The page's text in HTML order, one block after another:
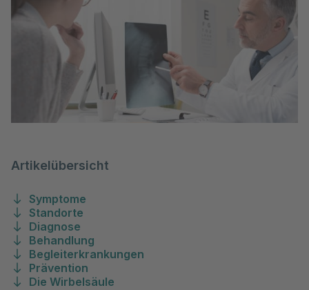
Artikelübersicht
Symptome
Standorte
Diagnose
Behandlung
Begleiterkrankungen
Prävention
Die Wirbelsäule